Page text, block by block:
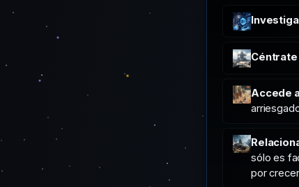
Céntrate
Accede
sólo es
por